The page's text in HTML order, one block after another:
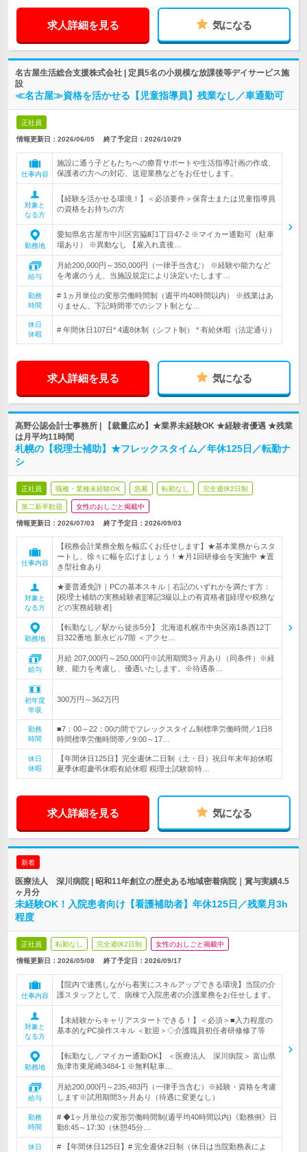
求人詳細を見る 気になる
名古屋生活総合支援株式会社 | 定員5名の小規模な放課後等デイサービス施
設
≪名古屋≫資格を活かせる【児童指導員】残業なし／車通勤可
正社員
情報更新日：2026/06/05 終了予定日： 2026/10/29
仕事内容
施設に通う子どもたちへの療育サポートや生活指導計画の作成、
保護者の方への対応、送迎業務などをお任せします。
対象と
なる方
【経験を活かせる環境！】＜必須要件＞保育士または児童指導員
の資格をお持ちの方
勤務地
愛知県名古屋市中川区宮脇町1丁目47-2 ※マイカー通勤可（駐車
場あり） ※異動なし 【雇入れ直後…
給与
月給200,000円～350,000円（一律手当含む） ※経験や能力など
を考慮のうえ、当施設規定により決定いたします…
勤務
時間
# 1ヵ月単位の変形労働時間制（週平均40時間以内） ※残業はあ
りません。下記時間帯でのシフト制とな…
休日
休暇
# 年間休日107日* 4週8休制（シフト制） * 有給休暇（法定通り）
求人詳細を見る 気になる
高野公認会計士事務所 | 【裁量広め】★業界未経験OK ★経験者優遇 ★残業
は月平均11時間
札幌の【税理士補助】★フレックスタイム／年休125日／転勤ナ
シ
正社員 職種・業種未経験OK 急募 転勤なし 完全週休2日制
第二新卒歓迎 女性のおしごと掲載中
情報更新日：2026/07/03 終了予定日： 2026/09/03
仕事内容
【税務会計業務全般を幅広くお任せします】★基本業務からスタ
ートし、徐々に幅を広げましょう！★月1回研修会を実施中 ★置
き型社食あり
対象と
なる方
★要普通免許｜PCの基本スキル｜右記のいずれかを満たす方：
[税理士補助の実務経験者][簿記3級以上の有資格者][経理や税務な
どの実務経験者]
勤務地
【転勤なし／駅から徒歩5分】 北海道札幌市中央区南1条西12丁
目322番地 新永ビル7階 ＜アクセ…
給与
月給 207,000円～250,000円※試用期間3ヶ月あり（同条件）※経
験、能力を考慮し、優遇いたします。※待遇条…
初年度
年収
300万円～362万円
勤務
時間
■7：00～22：00の間でフレックスタイム制標準労働時間／1日8
時間標準労働時間帯／9:00～17…
休日
休暇
【年間休日125日】完全週休二日制（土・日）祝日年末年始休暇
夏季休暇慶弔休暇有給休暇 税理士試験前特…
求人詳細を見る 気になる
新着
医療法人 深川病院 | 昭和11年創立の歴史ある地域密着病院｜賞与実績4.5
ヶ月分
未経験OK！入院患者向け【看護補助者】年休125日／残業月3h
程度
正社員 転勤なし 完全週休2日制 女性のおしごと掲載中
情報更新日：2026/05/08 終了予定日： 2026/09/17
仕事内容
【院内で連携しながら着実にスキルアップできる環境】当院の介
護スタッフとして、病棟で入院患者の介護業務をお任せします。
対象と
なる方
【未経験からキャリアスタートできる！】＜必須＞■入力程度の
基本的なPC操作スキル ＜歓迎＞◇介護職員初任者研修修了等
勤務地
【転勤なし／マイカー通勤OK】 ＜医療法人 深川病院＞ 富山県
魚津市東尾崎3484-1 ※無料駐車…
給与
月給200,000円～235,483円（一律手当含む）※経験・資格を考慮
します※試用期間3ヶ月あり（待遇に変更なし）
勤務
時間
# ◆1ヶ月単位の変形労働時間制(週平均40時間以内)《勤務例》日
勤8:45～17:30（休憩45分…
休日
# 【年間休日125日】# 完全週休2日制（休日は当院勤務表によ